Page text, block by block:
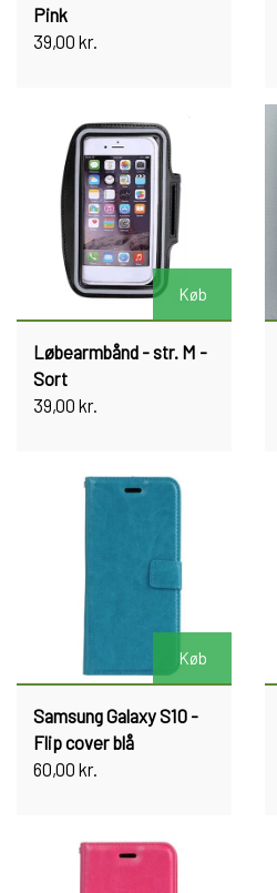
Pink
39,00 kr.
Køb
Løbearmbånd - str. M -
Sort
39,00 kr.
Køb
Samsung Galaxy S10 -
Flip cover blå
60,00 kr.